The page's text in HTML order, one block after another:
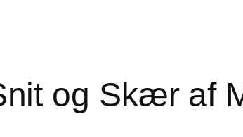
og Skær af